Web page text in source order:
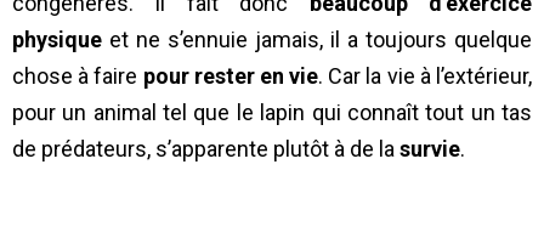
physique et ne s’ennuie jamais, il a toujours quelque
chose à faire pour rester en vie. Car la vie à l’extérieur,
pour un animal tel que le lapin qui connaît tout un tas
de prédateurs, s’apparente plutôt à de la survie.